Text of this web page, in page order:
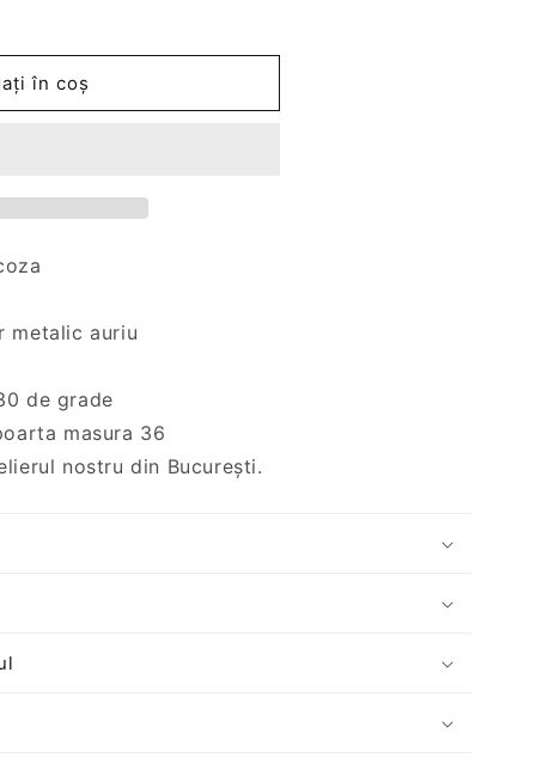
în coș
metalic auriu
de grade
masura 36
nostru din București.